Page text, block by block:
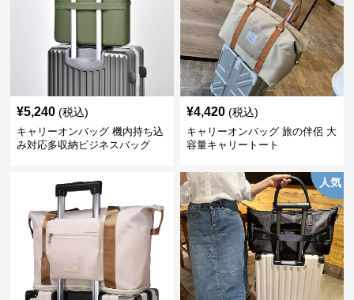
¥5,240 (税込)
キャリーオンバッグ 機内持ち込
み対応多収納ビジネスバッグ
¥4,420 (税込)
キャリーオンバッグ 旅の伴侶 大
容量キャリートート
人気